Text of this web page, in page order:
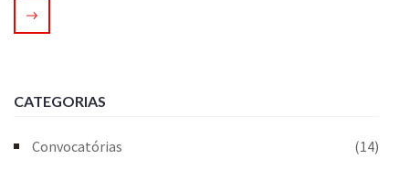
CATEGORIAS
Convocatórias
(14)